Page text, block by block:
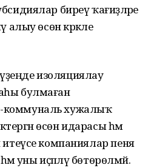
биреү ҡағиҙәләре
алыу өсөн кәрәкле
үҙеңде изоляциялау
булмаған
коммуналь хужалыҡ
өсөн идарасы һәм
итеүсе компаниялар пеня
уны иҫәпләү бөтөрөлмәй.